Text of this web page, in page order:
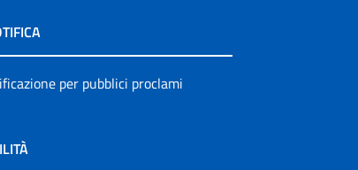
per pubblici proclami